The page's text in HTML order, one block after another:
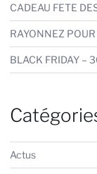
CADEAU FETE
RAYONNEZ
BLACK FRIDAY –
Actus